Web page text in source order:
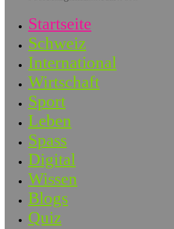
Startseite
Schweiz
International
Wirtschaft
Sport
Leben
Spass
Digital
Wissen
Blogs
Quiz